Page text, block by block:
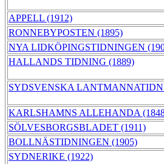
APPELL (1912)
RONNEBYPOSTEN (1895)
NYA LIDKÖPINGSTIDNINGEN
HALLANDS TIDNING (1889)
SYDSVENSKA
KARLSHAMNS ALLEHANDA
SÖLVESBORGSBLADET (1911)
BOLLNÄSTIDNINGEN (1905)
SYDNERIKE (1922)